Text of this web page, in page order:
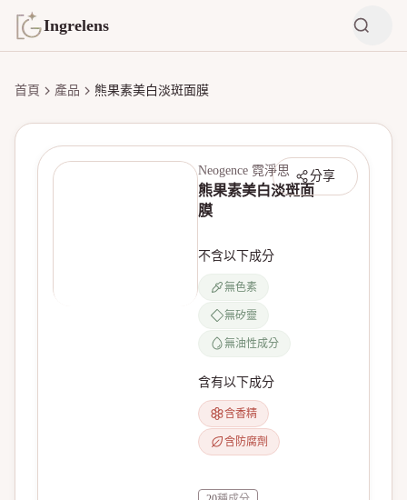
Ingrelens
首頁 產品 熊果素美白淡斑面膜
分享
Neogence 霓淨思
熊果素美白淡斑面
膜
不含以下成分
無色素
無矽靈
無油性成分
含有以下成分
含香精
含防腐劑